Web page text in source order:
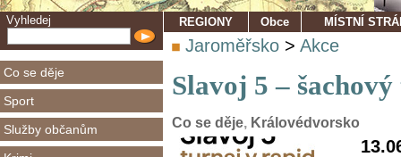
Vyhledej
Co se děje
Sport
Služby občanům
REGIONY Obce MÍSTNÍ
Jaroměřsko > Akce
Slavoj 5 –
Co se děje, Královédvorsko